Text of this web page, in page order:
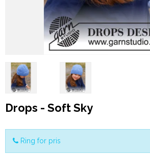
Drops - Soft Sky
Ring for pris